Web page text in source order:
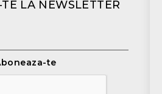
LA NEWSLETTER
te